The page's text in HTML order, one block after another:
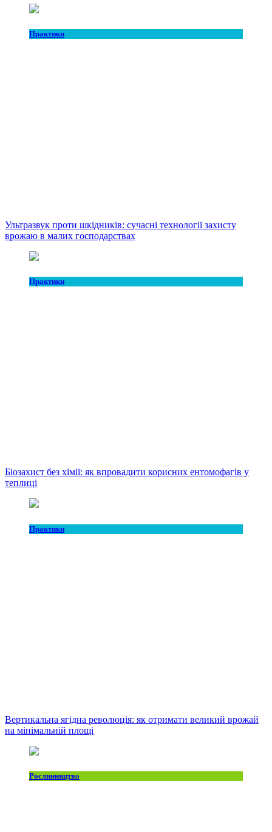
Практики
Ультразвук проти шкідників: сучасні технології захисту
врожаю в малих господарствах
Практики
Біозахист без хімії: як впровадити корисних ентомофагів у
теплиці
Практики
Вертикальна ягідна революція: як отримати великий врожай
на мінімальній площі
Рослинництво